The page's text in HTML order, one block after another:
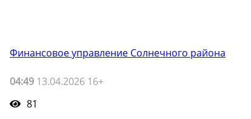
Финансовое управление Солнечного района
04:49 13.04.2026 16+
81